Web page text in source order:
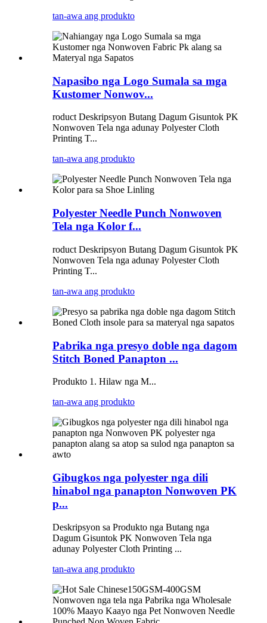
tan-awa ang produkto
Napasibo nga Logo Sumala sa mga
Kustomer Nonwov...
roduct Deskripsyon Butang Dagum Gisuntok PK
Nonwoven Tela nga adunay Polyester Cloth
Printing T...
tan-awa ang produkto
Polyester Needle Punch Nonwoven
Tela nga Kolor f...
roduct Deskripsyon Butang Dagum Gisuntok PK
Nonwoven Tela nga adunay Polyester Cloth
Printing T...
tan-awa ang produkto
Pabrika nga presyo doble nga dagom
Stitch Boned Panapton ...
Produkto 1. Hilaw nga M...
tan-awa ang produkto
Gibugkos nga polyester nga dili
hinabol nga panapton Nonwoven PK
p...
Deskripsyon sa Produkto nga Butang nga
Dagum Gisuntok PK Nonwoven Tela nga
adunay Polyester Cloth Printing ...
tan-awa ang produkto